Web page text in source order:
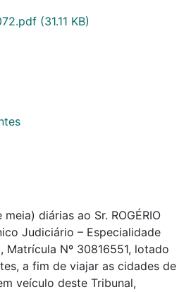
(31.11 KB)
diárias ao Sr. ROGÉRIO
Judiciário – Especialidade
Matrícula Nº 30816551, lotado
a fim de viajar as cidades de
veículo deste Tribunal,